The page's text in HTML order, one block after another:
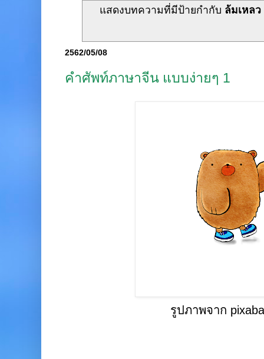
แสดงบทความที่มีป้ายกำกับ ล้มเหลว
2562/05/08
คำศัพท์ภาษาจีน แบบง่ายๆ 1
รูปภาพจาก